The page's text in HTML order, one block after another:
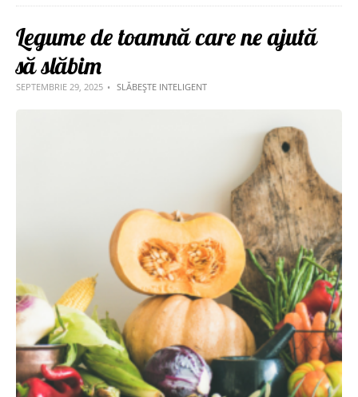
Legume de toamnă care ne ajută
să slăbim
SEPTEMBRIE 29, 2025 SLĂBEȘTE INTELIGENT